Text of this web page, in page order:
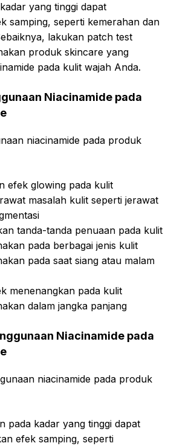
yang tinggi dapat
samping, seperti kemerahan dan
lakukan patch test
produk skincare yang
pada kulit wajah Anda.
Niacinamide pada
niacinamide pada produk
efek glowing pada kulit
masalah kulit seperti jerawat
tanda-tanda penuaan pada kulit
pada berbagai jenis kulit
pada saat siang atau malam
menenangkan pada kulit
dalam jangka panjang
Niacinamide pada
niacinamide pada produk
pada kadar yang tinggi dapat
efek samping, seperti